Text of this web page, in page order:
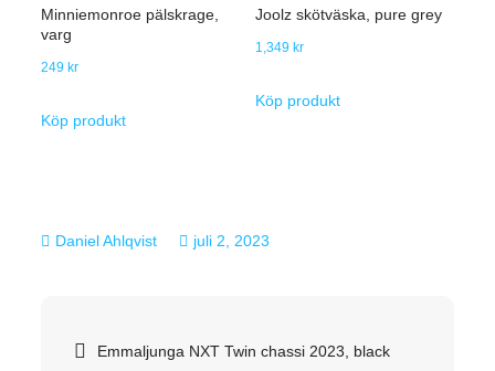
Minniemonroe pälskrage,
varg
249kr
Köp produkt
Joolz skötväska, pure grey
1,349kr
Köp produkt
juli 2, 2023
Inläggsnavigering
Emmaljunga NXT Twin chassi 2023, black